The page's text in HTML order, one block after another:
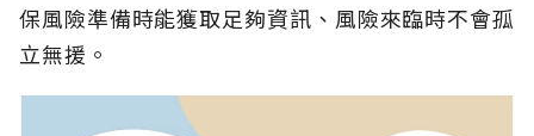
保風險準備時能獲取足夠資訊、風險來臨時不會孤
立無援。